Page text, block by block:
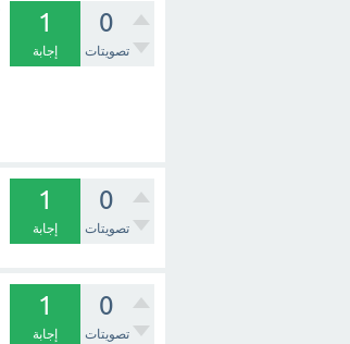
0
تصويتات
1
إجابة
0
تصويتات
1
إجابة
0
تصويتات
1
إجابة